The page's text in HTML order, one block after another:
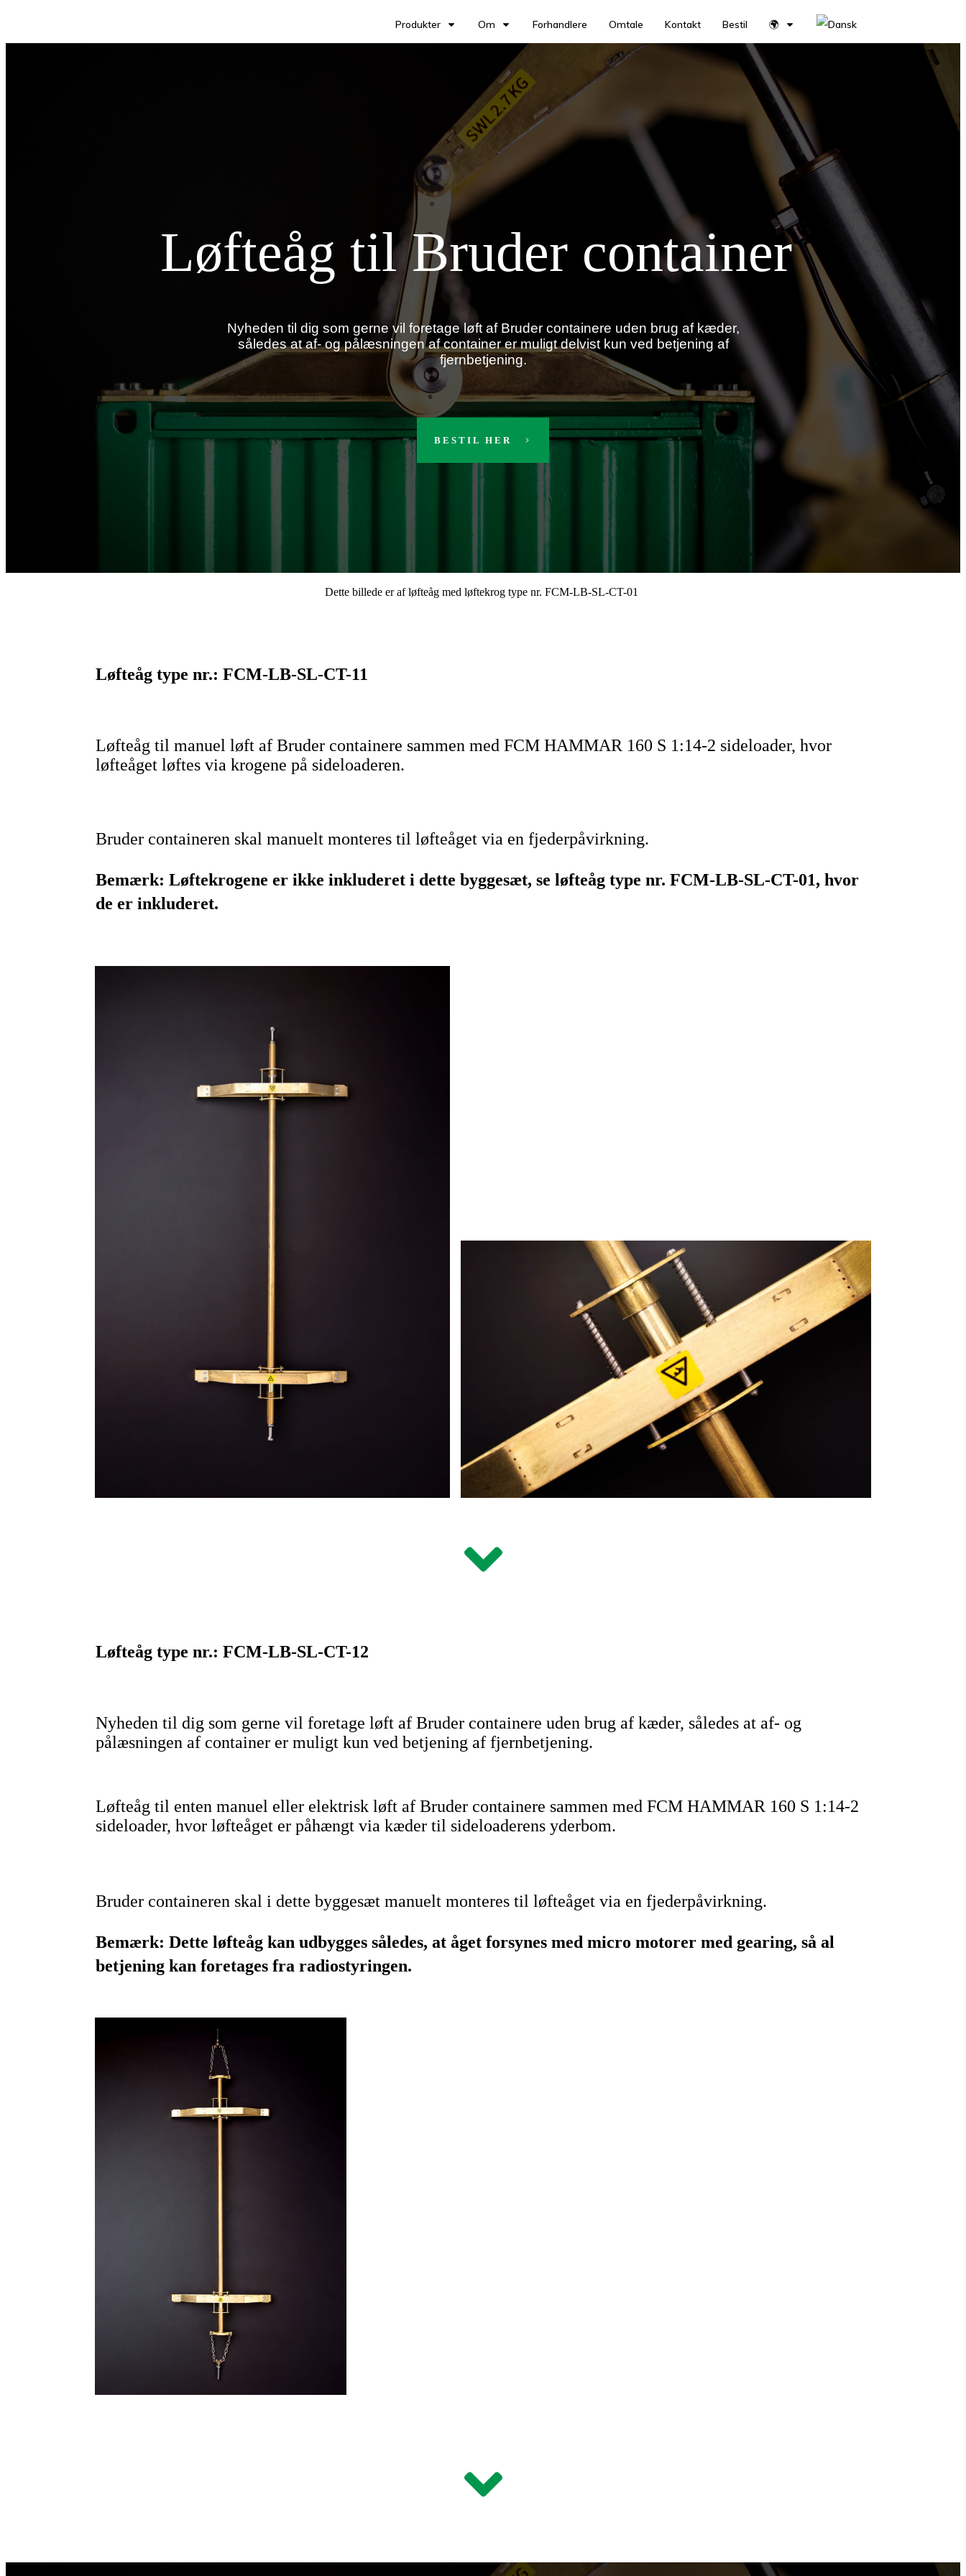
Produkter Om Forhandlere Omtale Kontakt Bestil 🌍
Løfteåg til Bruder container
Nyheden til dig som gerne vil foretage løft af Bruder containere uden brug af kæder,
således at af- og pålæsningen af container er muligt delvist kun ved betjening af
fjernbetjening.
BESTIL HER
Dette billede er af løfteåg med løftekrog type nr. FCM-LB-SL-CT-01
Løfteåg type nr.: FCM-LB-SL-CT-11
Løfteåg til manuel løft af Bruder containere sammen med FCM HAMMAR 160 S 1:14-2 sideloader, hvor
løfteåget løftes via krogene på sideloaderen.
Bruder containeren skal manuelt monteres til løfteåget via en fjederpåvirkning.
Bemærk: Løftekrogene er ikke inkluderet i dette byggesæt, se løfteåg type nr. FCM-LB-SL-CT-01, hvor
de er inkluderet.
Løfteåg type nr.: FCM-LB-SL-CT-12
Nyheden til dig som gerne vil foretage løft af Bruder containere uden brug af kæder, således at af- og
pålæsningen af container er muligt kun ved betjening af fjernbetjening.
Løfteåg til enten manuel eller elektrisk løft af Bruder containere sammen med FCM HAMMAR 160 S 1:14-2
sideloader, hvor løfteåget er påhængt via kæder til sideloaderens yderbom.
Bruder containeren skal i dette byggesæt manuelt monteres til løfteåget via en fjederpåvirkning.
Bemærk: Dette løfteåg kan udbygges således, at åget forsynes med micro motorer med gearing, så al
betjening kan foretages fra radiostyringen.